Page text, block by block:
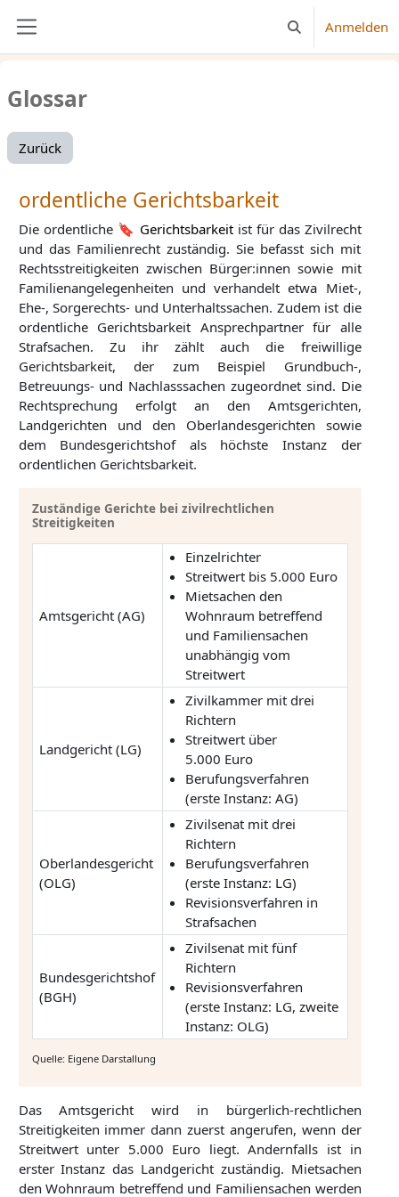
Sucheingabe
Anmelden
Glossar
Zurück
ordentliche Gerichtsbarkeit
Die ordentliche Gerichtsbarkeitist für das Zivilrecht
und das Familienrecht zuständig. Sie befasst sich mit
Rechtsstreitigkeiten zwischen Bürger:innen sowie mit
Familienangelegenheiten und verhandelt etwa Miet-,
Ehe-, Sorgerechts- und Unterhaltssachen. Zudem ist die
ordentliche Gerichtsbarkeit Ansprechpartner für alle
Strafsachen. Zu ihr zählt auch die freiwillige
Gerichtsbarkeit, der zum Beispiel Grundbuch-,
Betreuungs- und Nachlasssachen zugeordnet sind. Die
Rechtsprechung erfolgt an den Amtsgerichten,
Landgerichten und den Oberlandesgerichten sowie
dem Bundesgerichtshof als höchste Instanz der
ordentlichen Gerichtsbarkeit.
Zuständige Gerichte bei zivilrechtlichen
Streitigkeiten
Amtsgericht (AG)
Einzelrichter
Streitwert bis 5.000 Euro
Mietsachen den
Wohnraum betreffend
und Familiensachen
unabhängig vom
Streitwert
Landgericht (LG)
Zivilkammer mit drei
Richtern
Streitwert über
5.000 Euro
Berufungsverfahren
(erste Instanz: AG)
Oberlandesgericht
(OLG)
Zivilsenat mit drei
Richtern
Berufungsverfahren
(erste Instanz: LG)
Revisionsverfahren in
Strafsachen
Bundesgerichtshof
(BGH)
Zivilsenat mit fünf
Richtern
Revisionsverfahren
(erste Instanz: LG, zweite
Instanz: OLG)
Quelle: Eigene Darstallung
Das Amtsgericht wird in bürgerlich-rechtlichen
Streitigkeiten immer dann zuerst angerufen, wenn der
Streitwert unter 5.000 Euro liegt. Andernfalls ist in
erster Instanz das Landgericht zuständig. Mietsachen
den Wohnraum betreffend und Familiensachen werden